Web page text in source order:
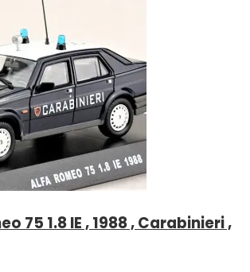
75 1.8 IE , 1988 , Carabinieri ,